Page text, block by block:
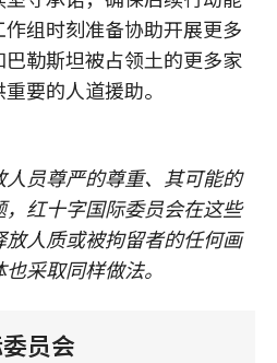
组时刻准备协助开展更多
勒斯坦被占领土的更多家
要的人道援助。
人员尊严的尊重、其可能的
红十字国际委员会在这些
人质或被拘留者的任何画
采取同样做法。
员会